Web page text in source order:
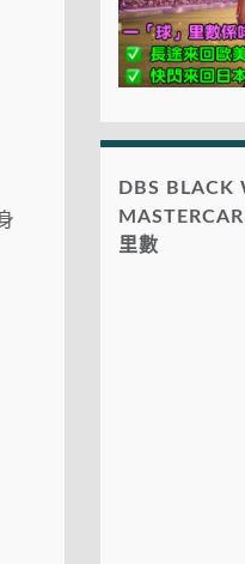
DBS BLACK
里數